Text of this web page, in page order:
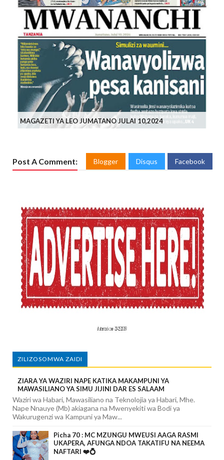
MAGAZETI YA LEO JUMATANO JULAI 10,2024
Post A Comment: Blogger Disqus Facebook
ZILIZOSOMWA ZAIDI
ZIARA YA WAZIRI NAPE KATIKA MAKAMPUNI YA
MAWASILIANO YA SIMU JIJINI DAR ES SALAAM
Waziri wa Habari, Mawasiliano na Teknolojia ya Habari, Mhe.
Nape Nnauye (Mb) akiagana na Mwenyekiti wa Bodi ya
Wakurugenzi wa Kampuni ya Maw...
Picha 70 : MC MZUNGU MWEUSI AAGA RASMI
UKAPERA, AFUNGA NDOA TAKATIFU NA NEEMA
NAFTARI ❤️💍